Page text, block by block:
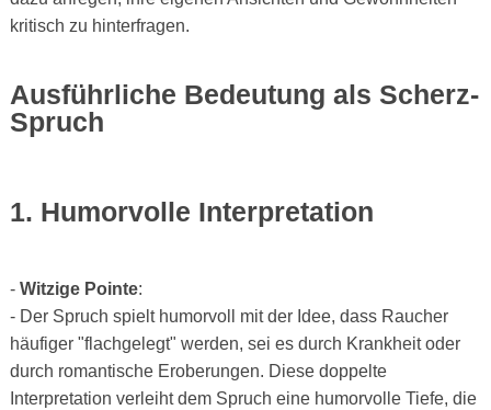
kritisch zu hinterfragen.
Ausführliche Bedeutung als Scherz-
Spruch
1. Humorvolle Interpretation
- Witzige Pointe:
- Der Spruch spielt humorvoll mit der Idee, dass Raucher
häufiger "flachgelegt" werden, sei es durch Krankheit oder
durch romantische Eroberungen. Diese doppelte
Interpretation verleiht dem Spruch eine humorvolle Tiefe, die